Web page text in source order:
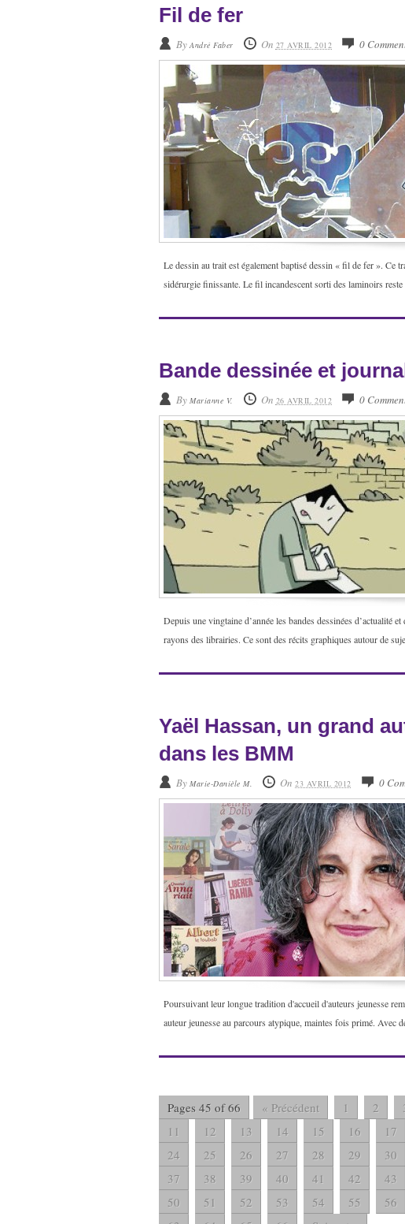
Fil de fer
ByAndré Faber On 27 AVRIL 2012 0
Le dessin au trait est également baptisé dessin « fil de fer ». Ce
sidérurgie finissante. Le fil incandescent sorti des laminoirs
Bande dessinée et
By Marianne V. On 26 AVRIL 2012 0
Depuis une vingtaine d’année les bandes dessinées d’actualité
rayons des librairies. Ce sont des récits graphiques autour de
Yaël Hassan, un grand
dans les BMM
By Marie-Danièle M. On 23 AVRIL 2012 0
Poursuivant leur longue tradition d'accueil d'auteurs jeunesse
auteur jeunesse au parcours atypique, maintes fois primé. Avec
Pages 45 of 66 « Précédent 1 2
11
12 13 14 15 16 17
24
25 26 27 28 29 30
37
38 39 40 41 42 43
50
51 52 53 54 55 56